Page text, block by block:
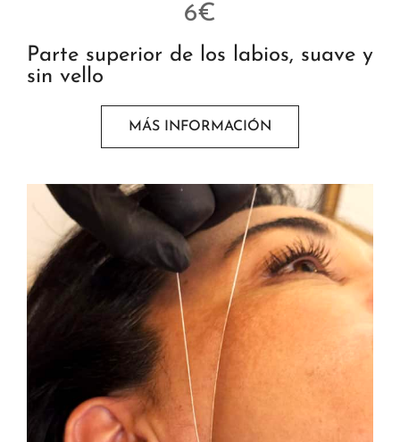
6€
Parte superior de los labios, suave y
sin vello
MÁS INFORMACIÓN